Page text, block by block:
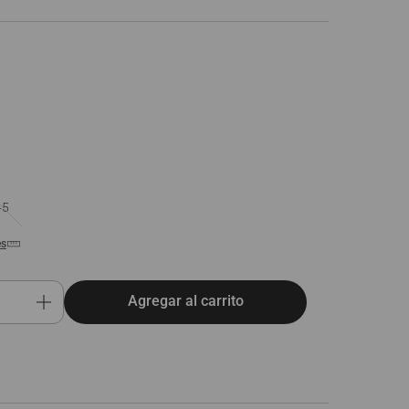
Agregar al carrito